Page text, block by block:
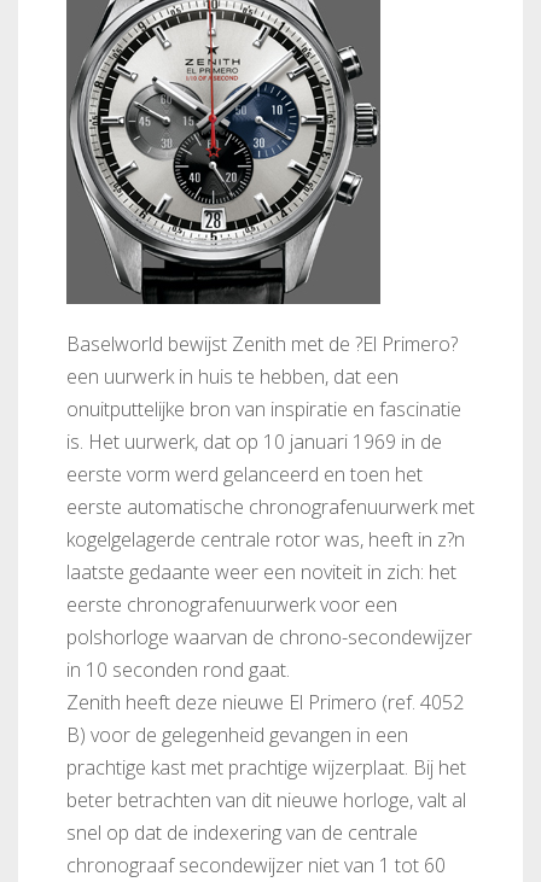
Baselworld bewijst Zenith met de ?El Primero?
een uurwerk in huis te hebben, dat een
onuitputtelijke bron van inspiratie en fascinatie
is. Het uurwerk, dat op 10 januari 1969 in de
eerste vorm werd gelanceerd en toen het
eerste automatische chronografenuurwerk met
kogelgelagerde centrale rotor was, heeft in z?n
laatste gedaante weer een noviteit in zich: het
eerste chronografenuurwerk voor een
polshorloge waarvan de chrono-secondewijzer
in 10 seconden rond gaat.
Zenith heeft deze nieuwe El Primero (ref. 4052
B) voor de gelegenheid gevangen in een
prachtige kast met prachtige wijzerplaat. Bij het
beter betrachten van dit nieuwe horloge, valt al
snel op dat de indexering van de centrale
chronograaf secondewijzer niet van 1 tot 60